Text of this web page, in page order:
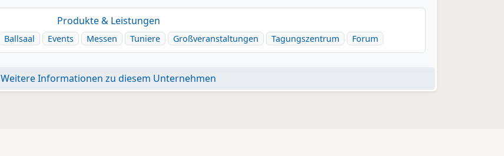
Produkte & Leistungen
Ballsaal Events Messen Tuniere Großveranstaltungen Tagungszentrum Forum
Weitere Informationen zu diesem Unternehmen